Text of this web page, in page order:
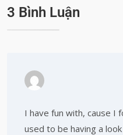
3 Bình Luận
I have fun with, cause I
used to be having a